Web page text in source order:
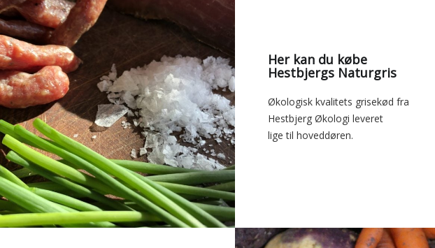
Her kan du købe
Hestbjergs Naturgris
Økologisk kvalitets grisekød fra
Hestbjerg Økologi leveret
lige til hoveddøren.